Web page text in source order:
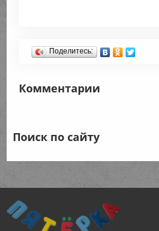
Поделитесь:
Комментарии
Поиск по сайту